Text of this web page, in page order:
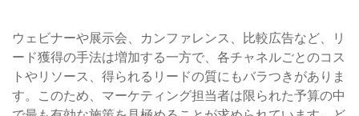
ウェビナーや展示会、カンファレンス、比較広告など、リ
ード獲得の手法は増加する一方で、各チャネルごとのコス
トやリソース、得られるリードの質にもバラつきがありま
す。このため、マーケティング担当者は限られた予算の中